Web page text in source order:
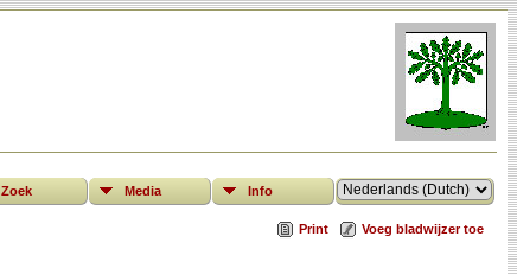
Zoek Media Info
Print Voeg bladwijzer toe